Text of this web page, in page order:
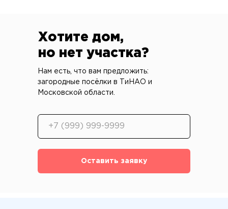
Хотите дом,
но нет участка?
Нам есть, что вам предложить:
загородные посёлки в ТиНАО и
Московской области.
Оставить заявку